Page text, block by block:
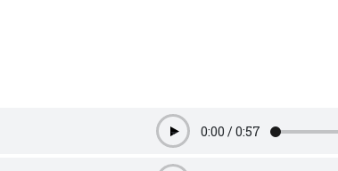
Play0:00 /0:57